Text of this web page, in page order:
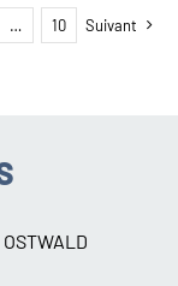
… 10 Suivant